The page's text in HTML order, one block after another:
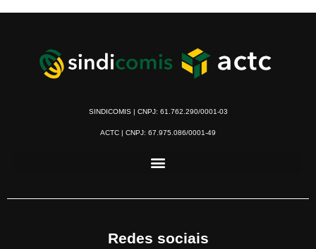
SINDICOMIS | CNPJ: 61.762.290/0001-03
ACTC | CNPJ: 67.975.086/0001-49
Redes sociais